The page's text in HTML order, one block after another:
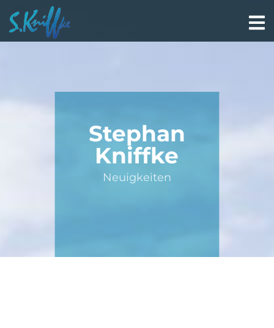
Stephan
Kniffke
Neuigkeiten